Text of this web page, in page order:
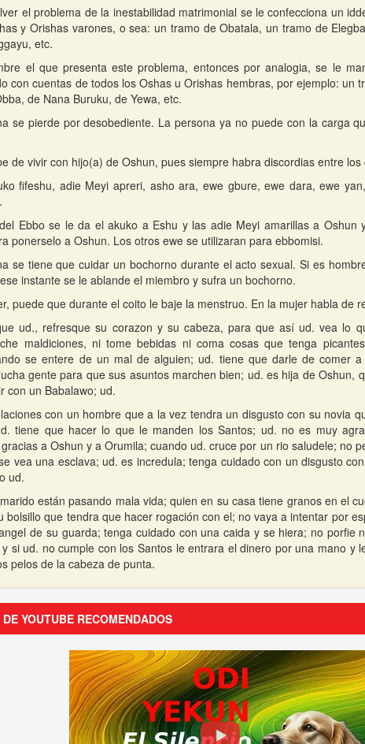
el problema de la inestabilidad matrimonial se le confecciona un
y Orishas varones, o sea: un tramo de Obatala, un tramo de
etc.
el que presenta este problema, entonces por analogia, se le
con cuentas de todos los Oshas u Orishas hembras, por ejemplo: un
de Nana Buruku, de Yewa, etc.
se pierde por desobediente. La persona ya no puede con la carga
de vivir con hijo(a) de Oshun, pues siempre habra discordias entre los
fifeshu, adie Meyi apreri, asho ara, ewe gbure, ewe dara, ewe
Ebbo se le da el akuko a Eshu y las adie Meyi amarillas a Oshun
ponerselo a Oshun. Los otros ewe se utilizaran para ebbomisi.
se tiene que cuidar un bochorno durante el acto sexual. Si es
instante se le ablande el miembro y sufra un bochorno.
puede que durante el coito le baje la menstruo. En la mujer habla de
ud., refresque su corazon y su cabeza, para que así ud. vea lo
maldiciones, ni tome bebidas ni coma cosas que tenga
se entere de un mal de alguien; ud. tiene que darle de comer
gente para que sus asuntos marchen bien; ud. es hija de Oshun,
con un Babalawo; ud.
con un hombre que a la vez tendra un disgusto con su novia
tiene que hacer lo que le manden los Santos; ud. no es muy
a Oshun y a Orumila; cuando ud. cruce por un rio saludele; no
vea una esclava; ud. es incredula; tenga cuidado con un disgusto
ud.
están pasando mala vida; quien en su casa tiene granos en el
bolsillo que tendra que hacer rogación con el; no vaya a intentar por
de su guarda; tenga cuidado con una caida y se hiera; no porfie
si ud. no cumple con los Santos le entrara el dinero por una mano y
pelos de la cabeza de punta.
YOUTUBE RECOMENDADOS